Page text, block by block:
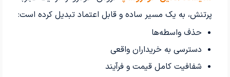
پرتنش، به یک مسیر ساده و قابل اعتماد تبدیل کرده است:
حذف واسطه‌ها
دسترسی به خریداران واقعی
شفافیت کامل قیمت و فرآیند